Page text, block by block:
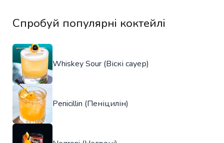
Спробуй популярні коктейлі
Whiskey Sour (Віскі сауер)
Penicillin (Пеніцилін)